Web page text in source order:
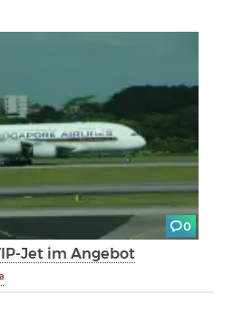
0
Jet im Angebot